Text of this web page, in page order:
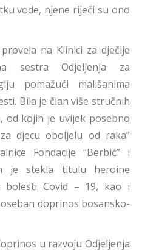
vode, njene riječi su ono
na Klinici za dječije
sestra Odjeljenja za
pomažući mališanima
Bila je član više stručnih
od kojih je uvijek posebno
djecu oboljelu od raka”
Fondacije “Berbić” i
je stekla titulu heroine
bolesti Covid – 19, kao i
doprinos bosansko-
u razvoju Odjeljenja